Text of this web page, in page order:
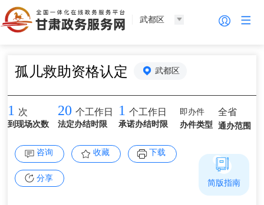
武都区
孤儿救助资格认定 武都区
1 次
到现场次数
20 个工作日
法定办结时限
1 个工作日
承诺办结时限
即办件
办件类型
全省
通办范围
咨询 收藏 下载
分享 简版指南